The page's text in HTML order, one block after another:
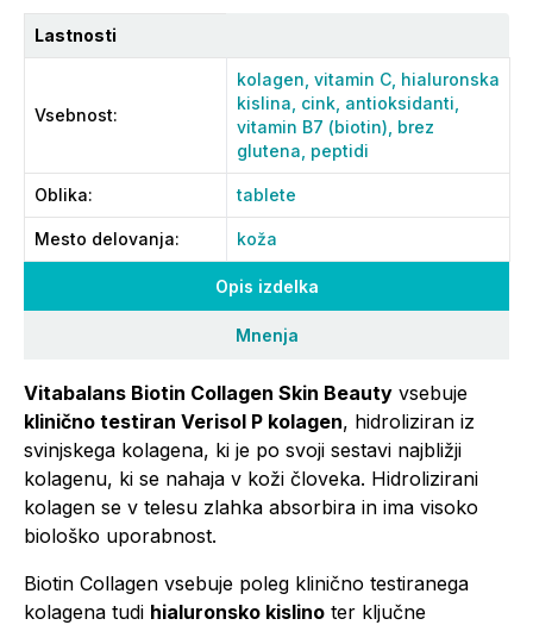
Opis izdelka
Mnenja
Vitabalans Biotin Collagen Skin Beauty vsebuje
klinično testiran Verisol P kolagen, hidroliziran iz
svinjskega kolagena, ki je po svoji sestavi najbližji
kolagenu, ki se nahaja v koži človeka. Hidrolizirani
kolagen se v telesu zlahka absorbira in ima visoko
biološko uporabnost.
Biotin Collagen vsebuje poleg klinično testiranega
kolagena tudi hialuronsko kislino ter ključne
Lastnosti
Vsebnost:
kolagen, vitamin C, hialuronska
kislina, cink, antioksidanti,
vitamin B7 (biotin), brez
glutena, peptidi
Oblika: tablete
Mesto delovanja: koža